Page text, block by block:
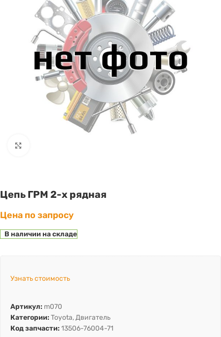
Цепь ГРМ 2-х рядная
Цена по запросу
В наличии на складе
Узнать стоимость
Артикул: m070
Категории: Toyota,Двигатель
Код запчасти: 13506-76004-71